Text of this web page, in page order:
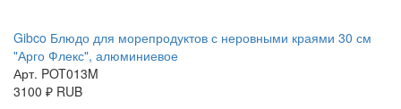
Gibco Блюдо для морепродуктов с неровными краями 30 см
"Арго Флекс", алюминиевое
Арт. POT013M
3100 ₽ RUB